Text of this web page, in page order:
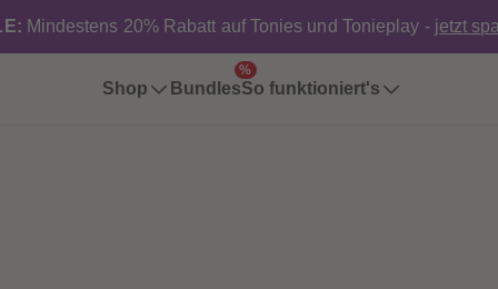
Mindestens 20% Rabatt auf Tonies und Tonieplay - jetzt
Shop Bundles
%
So funktioniert's